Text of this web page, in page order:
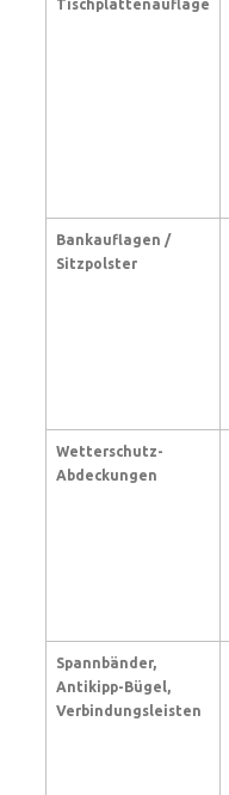
Tischplattenauflage
Bankauflagen /
Sitzpolster
Wetterschutz-
Abdeckungen
Spannbänder,
Antikipp-Bügel,
Verbindungsleisten